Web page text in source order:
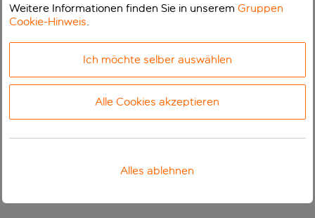
Weitere Informationen finden Sie in unseremGruppen
Cookie-Hinweis.
Ich möchte selber auswählen
Alle Cookies akzeptieren
Alles ablehnen